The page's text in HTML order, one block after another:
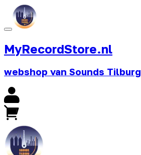
MyRecordStore.nl
webshop van Sounds Tilburg